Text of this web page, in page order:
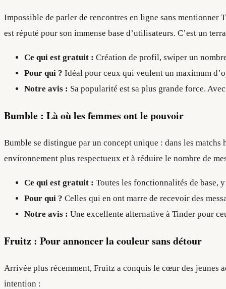
Impossible de parler de rencontres en ligne sans mentionner
est réputé pour son immense base d’utilisateurs. C’est un
Ce qui est gratuit : Création de profil, swiper un
Pour qui ? Idéal pour ceux qui veulent un maximum
Notre avis : Sa popularité est sa plus grande force.
Bumble : Là où les femmes ont le pouvoir
Bumble se distingue par un concept unique : dans les
environnement plus respectueux et à réduire le nombre de
Ce qui est gratuit : Toutes les fonctionnalités de base,
Pour qui ? Celles qui en ont marre de recevoir des
Notre avis : Une excellente alternative à Tinder pour
Fruitz : Pour annoncer la couleur sans détour
Arrivée plus récemment, Fruitz a conquis le cœur des jeunes
intention :